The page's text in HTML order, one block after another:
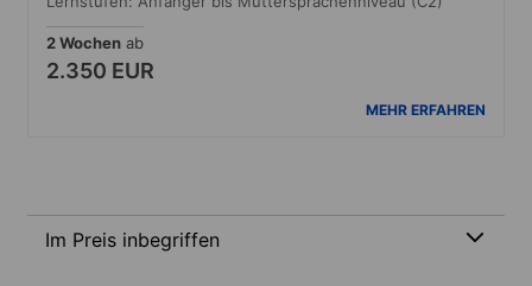
2 Wochen ab
2.350 EUR
MEHR ERFAHREN
Im Preis inbegriffen